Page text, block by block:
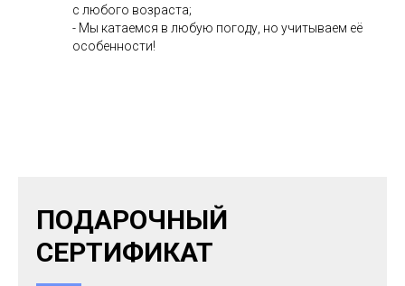
с любого возраста;
- Мы катаемся в любую погоду, но учитываем её
особенности!
ПОДАРОЧНЫЙ
СЕРТИФИКАТ